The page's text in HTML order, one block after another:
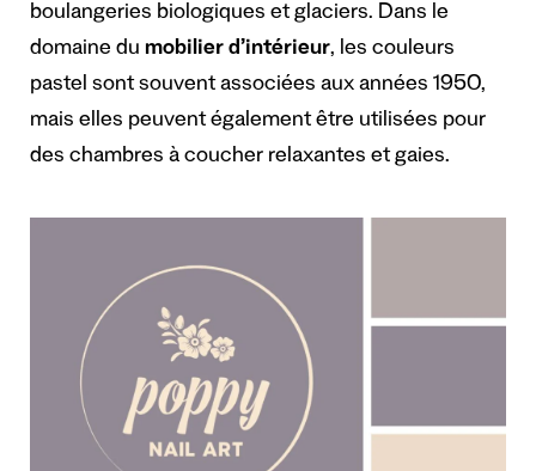
boulangeries biologiques et glaciers. Dans le
domaine du mobilier d’intérieur, les couleurs
pastel sont souvent associées aux années 1950,
mais elles peuvent également être utilisées pour
des chambres à coucher relaxantes et gaies.